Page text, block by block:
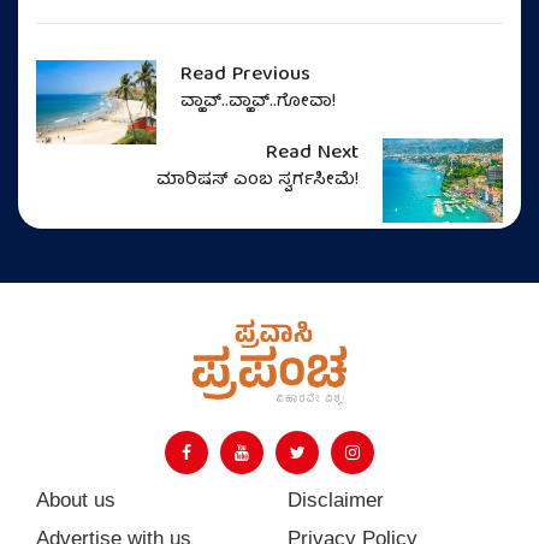
Read Previous
ವ್ಹಾವ್..ವ್ಹಾವ್..ಗೋವಾ!
Read Next
ಮಾರಿಷಸ್‌ ಎಂಬ ಸ್ವರ್ಗಸೀಮೆ!
About us
Advertise with us
Disclaimer
Privacy Policy